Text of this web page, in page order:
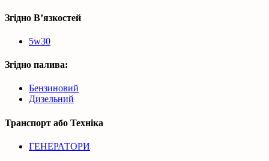
Згідно В’язкостей
5w30
Згідно палива:
Бензиновий
Дизельний
Транспорт або Техніка
ГЕНЕРАТОРИ